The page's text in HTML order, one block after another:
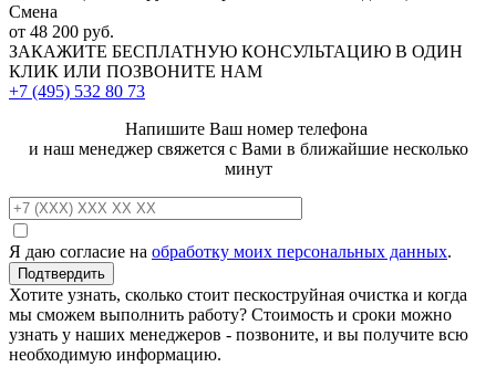
Смена
от 48 200 руб.
ЗАКАЖИТЕ БЕСПЛАТНУЮ КОНСУЛЬТАЦИЮ В ОДИН
КЛИК ИЛИ ПОЗВОНИТЕ НАМ
+7 (495) 532 80 73
Напишите Ваш номер телефона
и наш менеджер свяжется с Вами в ближайшие несколько
минут
Я даю согласие на обработку моих персональных данных.
Хотите узнать, сколько стоит пескоструйная очистка и когда
мы сможем выполнить работу? Стоимость и сроки можно
узнать у наших менеджеров - позвоните, и вы получите всю
необходимую информацию.